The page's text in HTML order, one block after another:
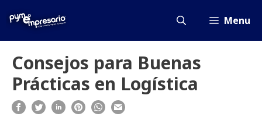
Menu
Consejos para Buenas
Prácticas en Logística